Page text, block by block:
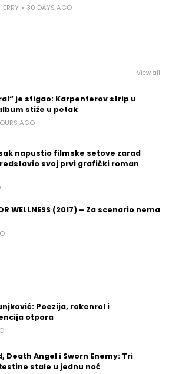
30 DAYS AGO
View all
je stigao: Karpenterov strip u
stiže u petak
AGO
napustio filmske setove zarad
svoj prvi grafički roman
WELLNESS (2017) – Za scenario nema
Poezija, rokenrol i
otpora
Death Angel i Sworn Enemy: Tri
stale u jednu noć